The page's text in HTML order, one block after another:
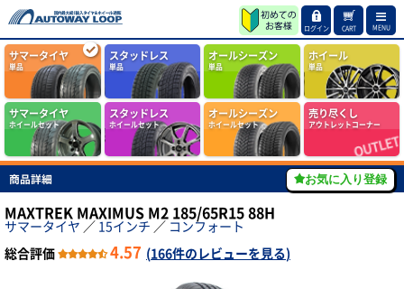
ログイン CART MENU
サマータイヤ
単品
スタッドレス
単品
オールシーズン
単品
ホイール
単品
サマータイヤ
ホイールセット
スタッドレス
ホイールセット
オールシーズン
ホイールセット
売り尽くし
アウトレットコーナー
商品詳細 お気に入り登録
MAXTREK MAXIMUS M2 185/65R15 88H
サマータイヤ ／ 15インチ ／ コンフォート
総合評価
4.57 (166件のレビューを見る)